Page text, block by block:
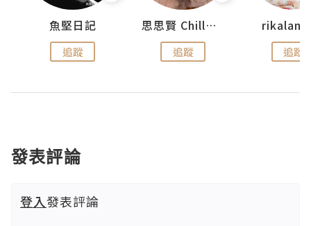
魚堅日記
追蹤
思思賢 ChillMyBabe
追蹤 追蹤
發表評論
登入發表評論